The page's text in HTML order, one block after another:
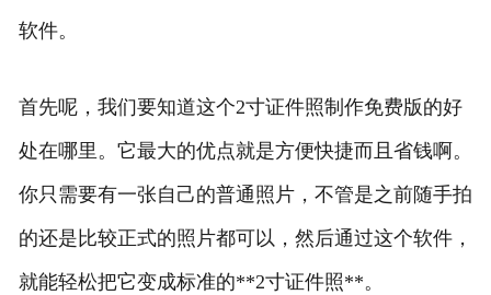
软件。
首先呢，我们要知道这个2寸证件照制作免费版的好
处在哪里。它最大的优点就是方便快捷而且省钱啊。
你只需要有一张自己的普通照片，不管是之前随手拍
的还是比较正式的照片都可以，然后通过这个软件，
就能轻松把它变成标准的**2寸证件照**。